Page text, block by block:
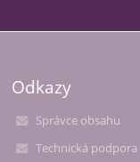
Odkazy
Správce obsahu
Technická podpora